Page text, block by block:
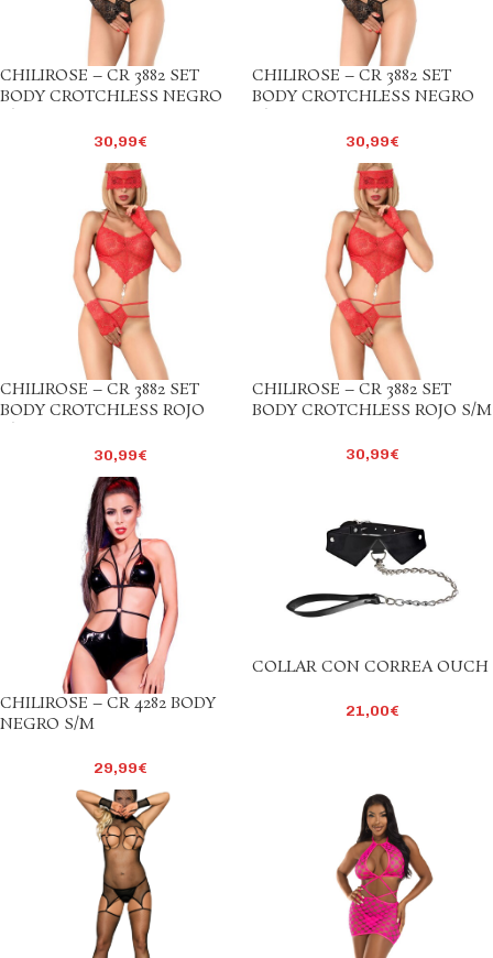
CHILIROSE – CR 3882 SET
BODY CROTCHLESS NEGRO
30,99€
CHILIROSE – CR 3882 SET
BODY CROTCHLESS NEGRO
30,99€
CHILIROSE – CR 3882 SET
BODY CROTCHLESS ROJO
30,99€
CHILIROSE – CR 3882 SET
BODY CROTCHLESS ROJO S/M
30,99€
CHILIROSE – CR 4282 BODY
NEGRO S/M
29,99€
COLLAR CON CORREA OUCH
21,00€